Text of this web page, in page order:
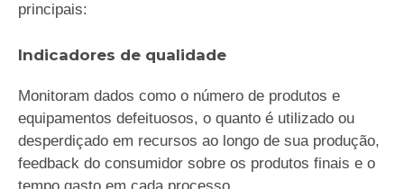
principais:
Indicadores de qualidade
Monitoram dados como o número de produtos e
equipamentos defeituosos, o quanto é utilizado ou
desperdiçado em recursos ao longo de sua produção,
feedback do consumidor sobre os produtos finais e o